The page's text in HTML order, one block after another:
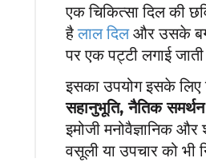
एक चिकित्सा दिल की
हैलाल दिलऔर उसके
पर एक पट्टी लगाई
इसका उपयोग इसके लिए
सहानुभूति, नैतिक समर्थन
इमोजी मनोवैज्ञानिक और
वसूली या उपचार को